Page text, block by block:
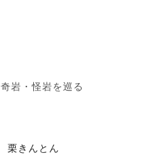
奇岩・怪岩を巡る
栗きんとん